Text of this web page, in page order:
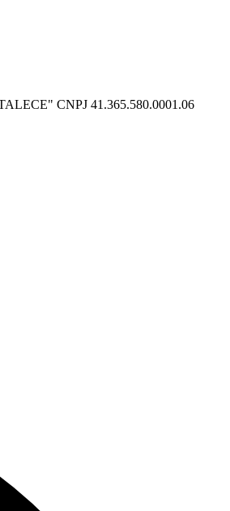
CNPJ 41.365.580.0001.06